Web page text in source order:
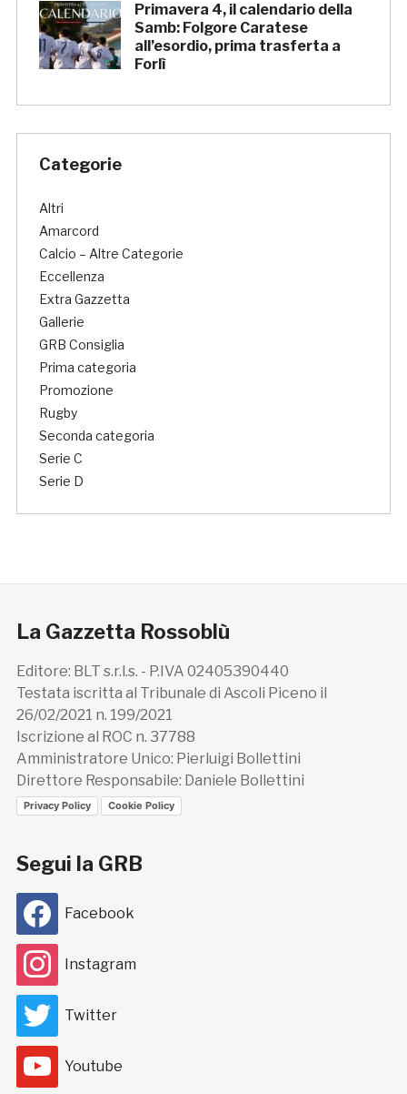
Primavera 4, il calendario della
Samb: Folgore Caratese
all’esordio, prima trasferta a
Forlì
Categorie
Altri
Amarcord
Calcio – Altre Categorie
Eccellenza
Extra Gazzetta
Gallerie
GRB Consiglia
Prima categoria
Promozione
Rugby
Seconda categoria
Serie C
Serie D
La Gazzetta Rossoblù
Editore: BLT s.r.l.s. - P.IVA 02405390440
Testata iscritta al Tribunale di Ascoli Piceno il
26/02/2021 n. 199/2021
Iscrizione al ROC n. 37788
Amministratore Unico: Pierluigi Bollettini
Direttore Responsabile: Daniele Bollettini
Privacy Policy Cookie Policy
Segui la GRB
Facebook
Instagram
Twitter
Youtube